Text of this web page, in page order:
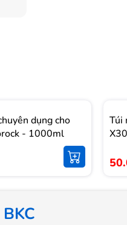
dụng cho
- 1000ml
Túi